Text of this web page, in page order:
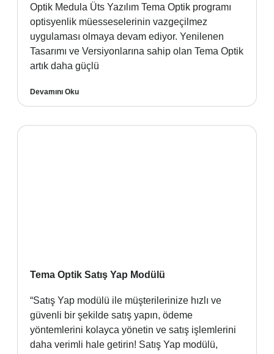
Optik Medula Üts Yazılım Tema Optik programı
optisyenlik müesseselerinin vazgeçilmez
uygulaması olmaya devam ediyor. Yenilenen
Tasarımı ve Versiyonlarına sahip olan Tema Optik
artık daha güçlü
Devamını Oku
Tema Optik Satış Yap Modülü
“Satış Yap modülü ile müşterilerinize hızlı ve
güvenli bir şekilde satış yapın, ödeme
yöntemlerini kolayca yönetin ve satış işlemlerini
daha verimli hale getirin! Satış Yap modülü,